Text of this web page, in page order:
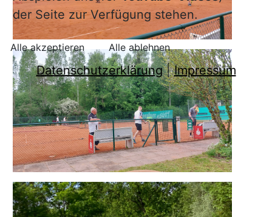
der Seite zur Verfügung stehen.
Alle akzeptieren Alle ablehnen
Datenschutzerklärung|Impressum